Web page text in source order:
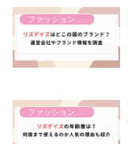
ファッション雑貨